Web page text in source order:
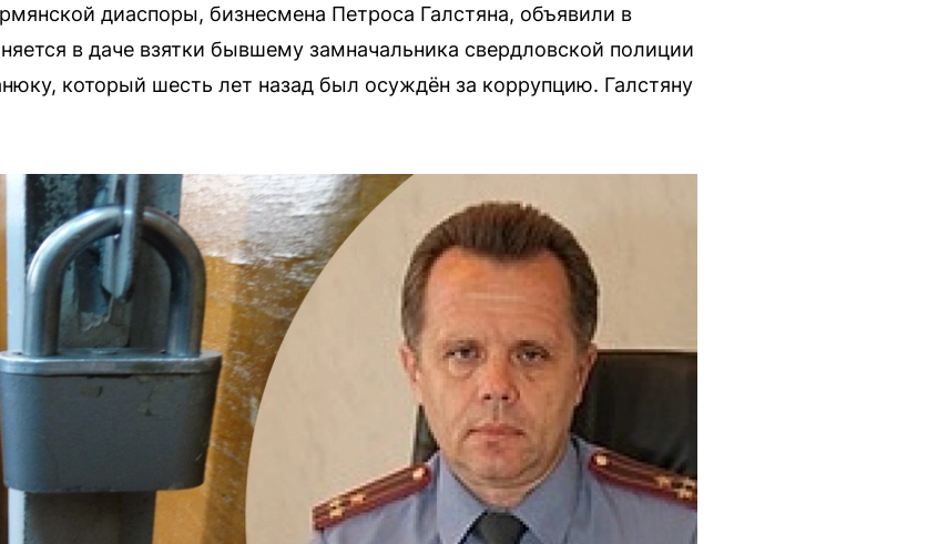
диаспоры, бизнесмена Петроса Галстяна, объявили в
в даче взятки бывшему замначальника свердловской полиции
который шесть лет назад был осуждён за коррупцию. Галстяну